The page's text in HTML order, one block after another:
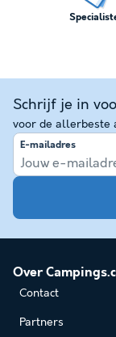
Schrijf je in
voor de allerbeste
E-mailadres
Over
Contact
Partners